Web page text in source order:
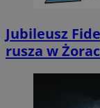
Jubileusz
rusza w